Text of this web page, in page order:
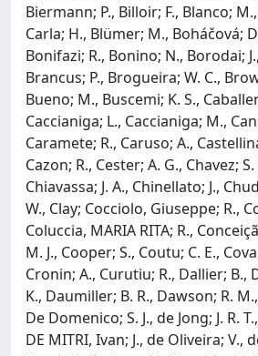
Biermann; P., Billoir; F., Blanco;
Carla; H., Blümer; M., Boháčová;
Bonifazi; R., Bonino; N., Borodai;
Brancus; P., Brogueira; W. C.,
Bueno; M., Buscemi; K. S.,
Caccianiga; L., Caccianiga; M.,
Caramete; R., Caruso; A.,
Cazon; R., Cester; A. G., Chavez;
Chiavassa; J. A., Chinellato; J.,
W., Clay; Cocciolo, Giuseppe; R.,
Coluccia, MARIA RITA; R.,
M. J., Cooper; S., Coutu; C. E.,
Cronin; A., Curutiu; R., Dallier; B.,
K., Daumiller; B. R., Dawson; R.
De Domenico; S. J., de Jong; J. R.
DE MITRI, Ivan; J., de Oliveira; V.,